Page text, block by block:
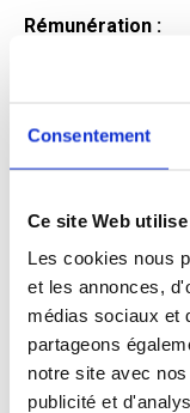
Consentement
Ce site Web
Les cookies nous
et les annonces,
médias sociaux et
partageons
notre site avec
publicité et
Rémunération :
Qualifications et
Profil recherché :